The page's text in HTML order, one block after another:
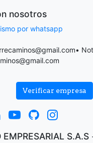
nosotros
por whatsapp
•
Verificar empresa
EMPRESARIAL S.A.S